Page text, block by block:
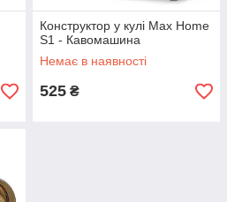
Конструктор у кулі Max Home
S1 - Кавомашина
Немає в наявності
525 ₴